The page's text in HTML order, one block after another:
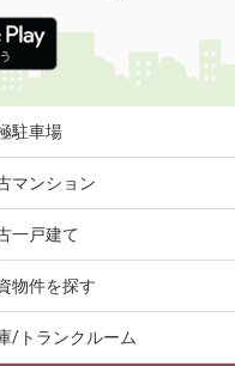
駐車場
マンション
一戸建て
物件を探す
/トランクルーム